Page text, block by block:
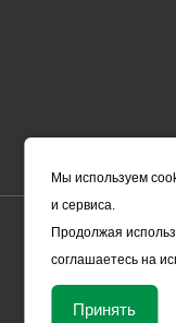
Цены, указанные
являются офертой
Договора.
Мы используем
и сервиса.
Продолжая
соглашаетесь на
Принять